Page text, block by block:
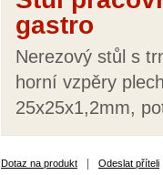
gastro
Nerezový stůl s
horní vzpěry
25x25x1,2mm,
Dotaz na produkt Odeslat příteli